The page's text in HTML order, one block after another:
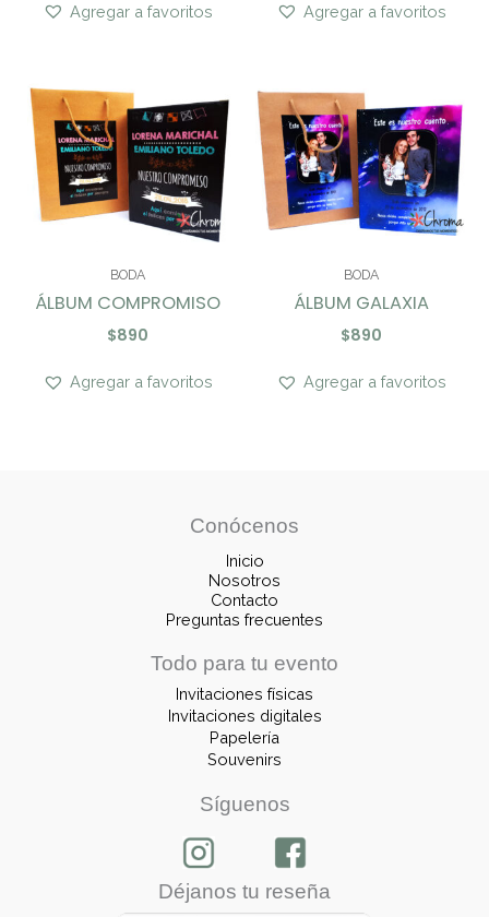
Agregar a favoritos Agregar a favoritos
BODA
ÁLBUM COMPROMISO
$890
Agregar a favoritos
BODA
ÁLBUM GALAXIA
$890
Agregar a favoritos
Conócenos
Inicio
Nosotros
Contacto
Preguntas frecuentes
Todo para tu evento
Invitaciones físicas
Invitaciones digitales
Papelería
Souvenirs
Síguenos
Déjanos tu reseña